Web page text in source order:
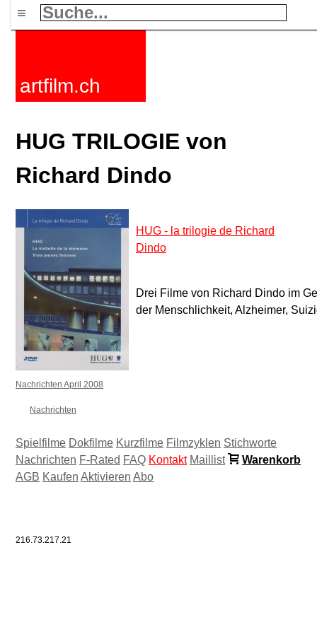
≡
artfilm.ch
HUG TRILOGIE von
Richard Dindo
HUG - la trilogie de Richard
Dindo
Drei Filme von Richard Dindo im
der Menschlichkeit, Alzheimer,
Nachrichten April 2008
Nachrichten
Spielfilme Dokfilme Kurzfilme Filmzyklen Stichworte
Nachrichten F-Rated FAQ Kontakt Maillist
Warenkorb
AGB Kaufen Aktivieren Abo
216.73.217.21